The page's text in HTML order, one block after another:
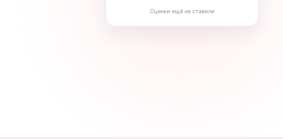
Оценки ещё не ставили